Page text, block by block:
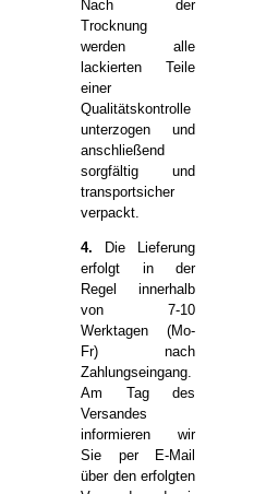
Nach der
Trocknung
werden alle
lackierten Teile
einer
Qualitätskontrolle
unterzogen und
anschließend
sorgfältig und
transportsicher
verpackt.
4. Die Lieferung
erfolgt in der
Regel innerhalb
von 7-10
Werktagen (Mo-
Fr) nach
Zahlungseingang.
Am Tag des
Versandes
informieren wir
Sie per E-Mail
über den erfolgten